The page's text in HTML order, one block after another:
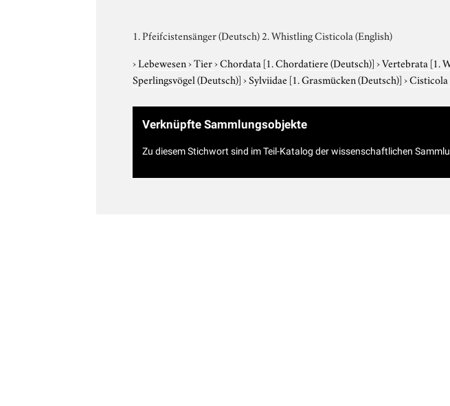
1. Pfeifcistensänger (Deutsch) 2. Whistling Cisticola (English)
›Lebewesen›Tier›Chordata [1. Chordatiere (Deutsch)]›Vertebrata [1.
Sperlingsvögel (Deutsch)]›Sylviidae [1. Grasmücken (Deutsch)]›
Verknüpfte Sammlungsobjekte
Zu diesem Stichwort sind im Teil-Katalog der wissenschaftlichen